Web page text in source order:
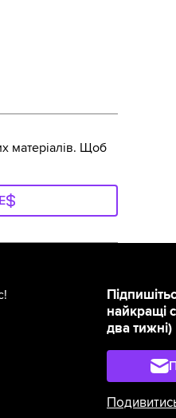
матеріалів. Щоб
найкращі
два тижні)